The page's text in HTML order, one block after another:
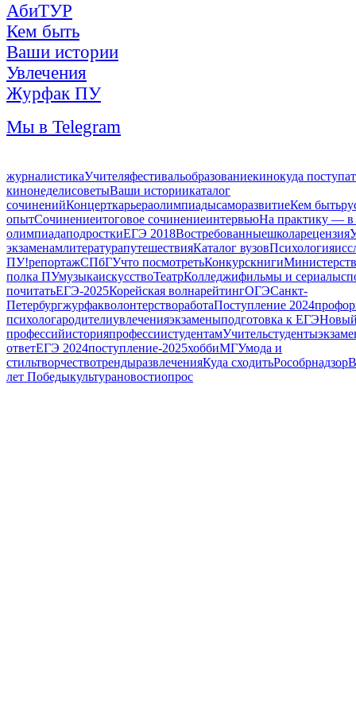
АбиТУР
Кем быть
Ваши истории
Увлечения
Журфак ПУ
Мы в Telegram
журналистикаУчителяфестивальобразованиекинокуда
кинонеделисоветыВаши историикаталог
сочиненийКонцерткарьераолимпиадысаморазвитиеКем быть
опытСочинениеитоговое сочинениеинтервьюНа практику —
олимпиадаподросткиЕГЭ 2018Востребованныешколарецензия
экзаменамлитературапутешествияКаталог вузовПсихология
ПУ!репортажСПбГУчто посмотретьКонкурскниги
полка ПУмузыкаискусствоТеатрКолледжифильмы и сериалы
почитатьЕГЭ-2025Корейская волнарейтингОГЭСанкт-
ПетербургжурфакволонтерствоработаПоступление 2024
психологародителиувлеченияэкзаменыподготовка к ЕГЭ
профессийисторияпрофессиистудентамУчительстуденты
ответЕГЭ 2024поступление-2025хоббиМГУмода и
стильтворчествотрендыразвлеченияКуда сходитьРособрнадзор
лет Победыкультурановостиопрос